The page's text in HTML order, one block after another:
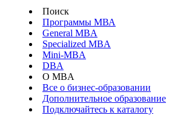
Поиск
Программы МВА
General MBA
Specialized MBA
Mini-MBA
DBA
О MBA
Все о бизнес-образовании
Дополнительное образование
Подключайтесь к каталогу